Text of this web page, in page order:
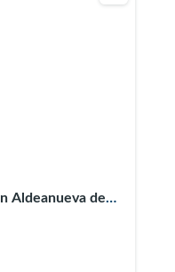
Aldeanueva de